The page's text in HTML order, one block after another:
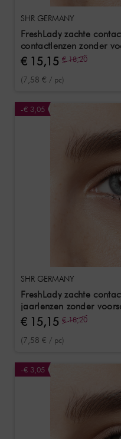
SHR GERMANY
FreshLady zachte
contactlenzen zonder
€ 15,15 € 18,20
(7,58 € / pc)
-€ 3,05
SHR GERMANY
FreshLady zachte
jaarlenzen zonder
€ 15,15 € 18,20
(7,58 € / pc)
-€ 3,05